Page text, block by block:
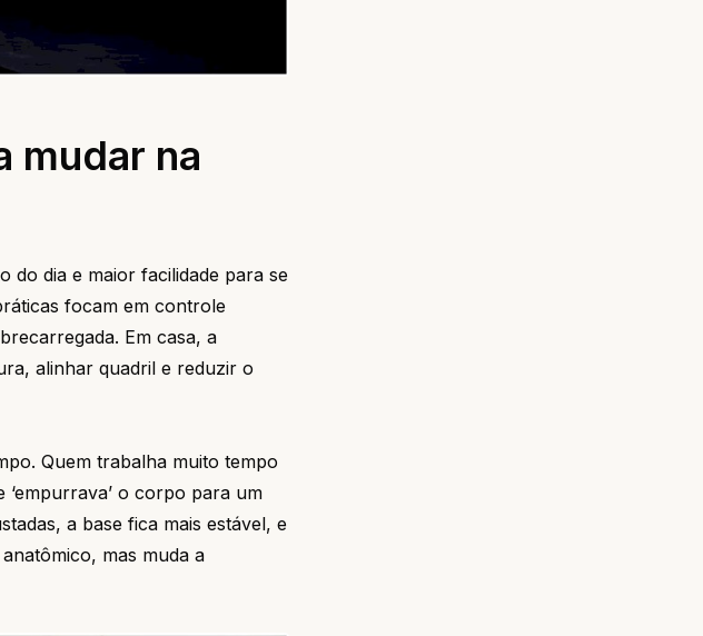
mudar na
do dia e maior facilidade para se
focam em controle
Em casa, a
alinhar quadril e reduzir o
Quem trabalha muito tempo
o corpo para um
a base fica mais estável, e
mas muda a